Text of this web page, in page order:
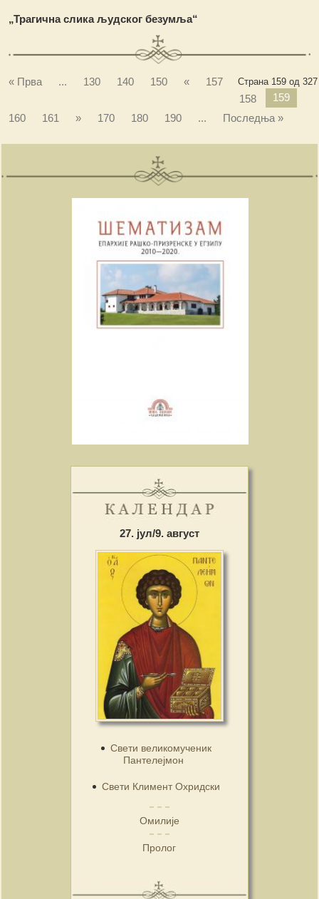
„Трагична слика људског безумља“
Страна 159 од 327
« Прва ... 130 140 150 «
157
158
159
160
161 » 170 180 190 ... Последња »
27. јул/9. август
Свети великомученик
Пантелејмон
Свети Климент Охридски
Омилије
Пролог